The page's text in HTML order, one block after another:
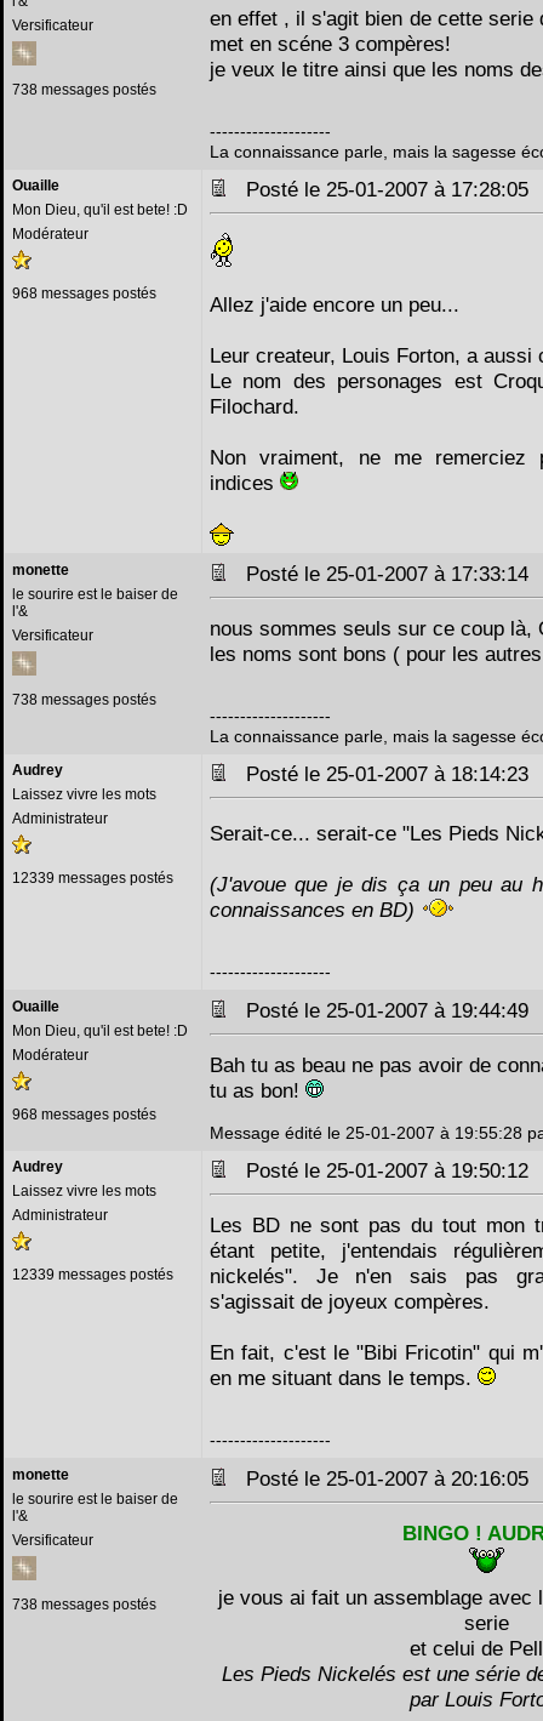
Versificateur
738 messages postés
en effet , il s'agit bien de cette serie
met en scéne 3 compères!
je veux le titre ainsi que les noms
--------------------
La connaissance parle, mais la sagesse
Ouaille
Mon Dieu, qu'il est bete! :D
Modérateur
968 messages postés
Posté le 25-01-2007 à
Allez j'aide encore un peu...
Leur createur, Louis Forton, a
Le nom des personages est
Filochard.
Non vraiment, ne me remerciez
indices
monette
le sourire est le baiser de
l'&
Versificateur
738 messages postés
Posté le 25-01-2007 à
nous sommes seuls sur ce coup là,
les noms sont bons ( pour les
--------------------
La connaissance parle, mais la sagesse
Audrey
Laissez vivre les mots
Administrateur
12339 messages postés
Posté le 25-01-2007 à
Serait-ce... serait-ce "Les Pieds
(J'avoue que je dis ça un peu au
connaissances en BD)
--------------------
Ouaille
Mon Dieu, qu'il est bete! :D
Modérateur
968 messages postés
Posté le 25-01-2007 à
Bah tu as beau ne pas avoir de
tu as bon!
Message édité le 25-01-2007 à 19:55:28
Audrey
Laissez vivre les mots
Administrateur
12339 messages postés
Posté le 25-01-2007 à
Les BD ne sont pas du tout mon
étant petite, j'entendais
nickelés". Je n'en sais pas
s'agissait de joyeux compères.
En fait, c'est le "Bibi Fricotin" qui
en me situant dans le temps.
--------------------
monette
le sourire est le baiser de
l'&
Versificateur
738 messages postés
Posté le 25-01-2007 à
BINGO !
je vous ai fait un assemblage avec
serie
et celui de
Les Pieds Nickelés est une série
par Louis